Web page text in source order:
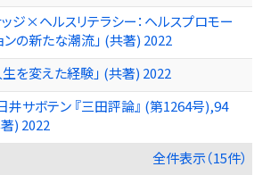
ッジ×ヘルスリテラシー：ヘルスプロモー
ンの新たな潮流」 (共著) 2022
生を変えた経験」 (共著) 2022
井サボテン 『三田評論』 (第1264号),94
) 2022
全件表示（15件）